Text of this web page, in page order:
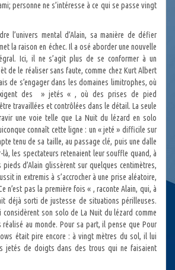
personne ne s’intéresse à ce qui se passe vingt
l’univers mental d’Alain, sa manière de défier
la raison en échec. Il a osé aborder une nouvelle
Ici, il ne s’agit plus de se conformer à un
de le réaliser sans faute, comme chez Kurt Albert
de s’engager dans les domaines limitrophes, où
des » jetés « , où des prises de pied
travaillées et contrôlées dans le détail. La seule
une voie telle que La Nuit du lézard en solo
connaît cette ligne : un « jeté » difficile sur
tenu de sa taille, au passage clé, puis une dalle
les spectateurs retenaient leur souffle quand, à
d’Alain glissèrent sur quelques centimètres,
in extremis à s’accrocher à une prise aléatoire,
n’est pas la première fois « , raconte Alain, qui, à
déjà sorti de justesse de situations périlleuses.
considèrent son solo de La Nuit du lézard comme
réalisé au monde. Pour sa part, il pense que Pour
était pire encore : à vingt mètres du sol, il lui
jetés de doigts dans des trous qui ne faisaient